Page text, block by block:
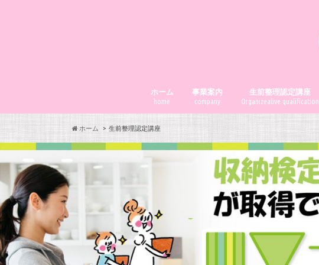
ホーム
home
事業案内
company
生前整理認定講座
Organizealive qualification
ホーム 生前整理認定講座